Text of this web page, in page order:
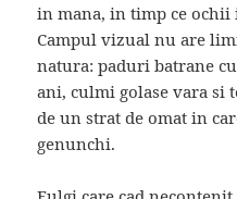
in mana, in timp ce ochii
Campul vizual nu are
natura: paduri batrane
ani, culmi golase vara si
de un strat de omat in
genunchi.